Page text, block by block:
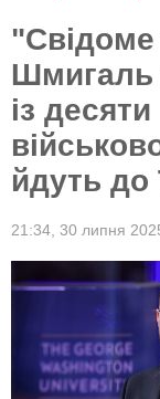
"Свідоме
Шмигаль
із десяти
йдуть до
21:34, 30 липня